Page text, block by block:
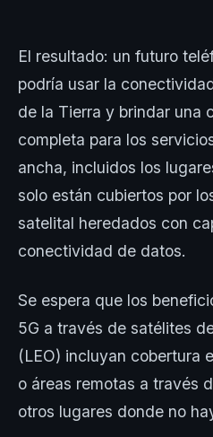
El resultado: un futuro
podría usar la
de la Tierra y brindar una
completa para los
ancha, incluidos los
solo están cubiertos por
satelital heredados con
conectividad de datos.
Se espera que los
5G a través de satélites
(LEO) incluyan cobertura
o áreas remotas a través
otros lugares donde no